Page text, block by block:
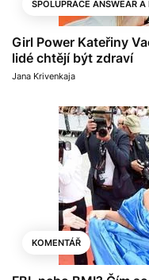
SPOLUPRÁCE ANSWEAR A
Girl Power Kateřiny
lidé chtějí být zdraví
Jana Krivenkaja
KOMENTÁŘ